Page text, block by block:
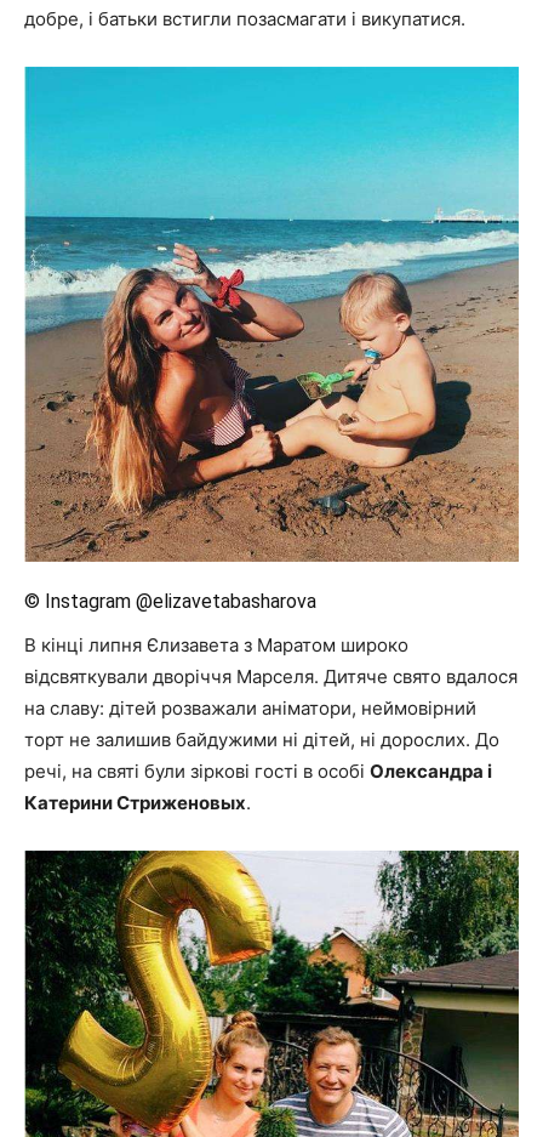
добре, і батьки встигли позасмагати і викупатися.
© Instagram @elizavetabasharova
В кінці липня Єлизавета з Маратом широко
відсвяткували дворіччя Марселя. Дитяче свято вдалося
на славу: дітей розважали аніматори, неймовірний
торт не залишив байдужими ні дітей, ні дорослих. До
речі, на святі були зіркові гості в особі Олександра і
Катерини Стриженовых.